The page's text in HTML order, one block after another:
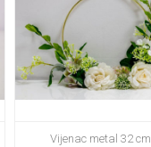
Vijenac metal 32 cm